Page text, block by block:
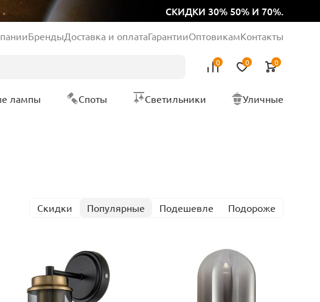
СКИДКИ 30% 50% И 70%.
БрендыДоставка и оплатаГарантииОптовикамКонтакты
0 0 0
лампы Споты Светильники Уличные
Скидки Популярные Подешевле Подороже